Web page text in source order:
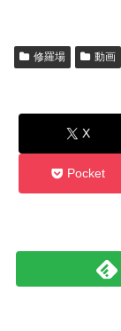
修羅場 動画
X
Pocket